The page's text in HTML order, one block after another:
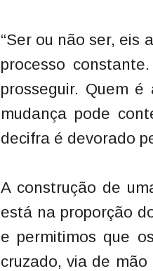
“Ser ou não ser, eis
processo
prosseguir. Quem
mudança pode
decifra é devorado
A construção de
está na proporção
e permitimos que
cruzado, via de